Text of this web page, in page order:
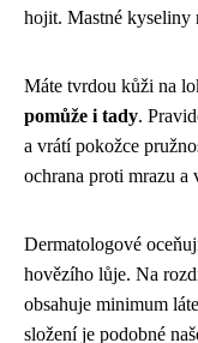
hojit. Mastné kyseliny
Máte tvrdou kůži na
pomůže i tady.
a vrátí pokožce
ochrana proti mrazu a
Dermatologové
hovězího lůje. Na
obsahuje minimum
složení je podobné